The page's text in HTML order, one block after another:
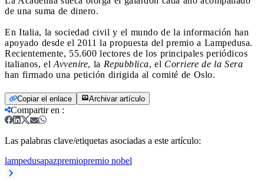
de una suma de dinero.
En Italia, la sociedad civil y el mundo de la información han
apoyado desde el 2011 la propuesta del premio a Lampedusa.
Recientemente, 55.600 lectores de los principales periódicos
italianos, el Avvenire, la Repubblica, el Corriere de la Sera
han firmado una petición dirigida al comité de Oslo.
Copiar el enlace Archivar artículo
Compartir en :
Las palabras clave/etiquetas asociadas a este artículo:
lampedusapazpremiopremio nobel